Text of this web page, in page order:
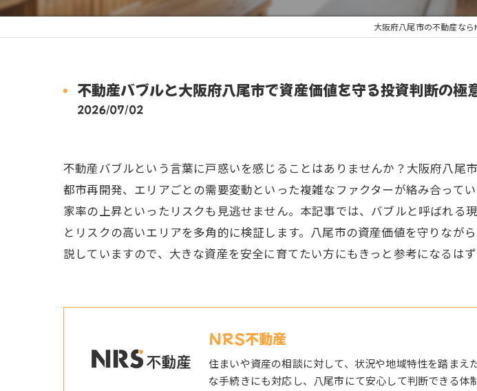
大阪府八尾市の不動産なら
不動産バブルと大阪府八尾市で資産価値を守る投資判断の極
2026/07/02
不動産バブルという言葉に戸惑いを感じることはありませんか？大阪府八
都市再開発、エリアごとの需要変動といった複雑なファクターが絡み合って
家率の上昇といったリスクも見逃せません。本記事では、バブルと呼ばれ
とリスクの高いエリアを多角的に検証します。八尾市の資産価値を守りな
説していますので、大きな資産を安全に育てたい方にもきっと参考になるはず
NRS不動産
住まいや資産の相談に対して、状況や地域特性を踏ま
な手続きにも対応し、八尾市にて安心して判断できる体